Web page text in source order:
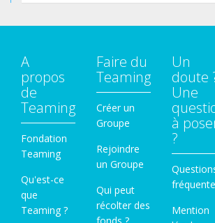
A
propos
de
Teaming
Fondation
Teaming
Qu'est-ce
que
Teaming ?
Faire du
Teaming
Créer un
Groupe
Rejoindre
un Groupe
Qui peut
récolter des
Un
doute
Une
à
?
Mention